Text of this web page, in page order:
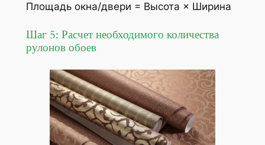
Площадь окна/двери = Высота × Ширина
Шаг 5: Расчет необходимого количества
рулонов обоев